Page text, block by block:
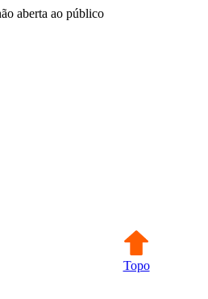
aberta ao público
Topo